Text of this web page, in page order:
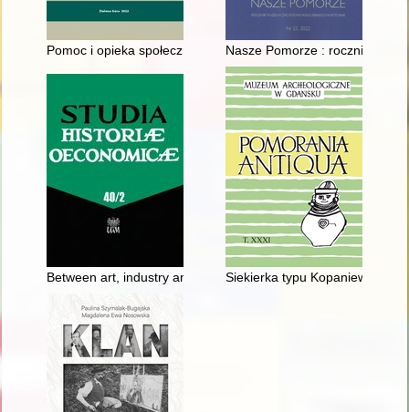
Pomoc i opieka społeczna w Zielonej Górze w latach 1945-
Nasze Pomorze : rocznik
Between art, industry and entrepreneurship : artistic, design,
Siekierka typu Kopaniewo z